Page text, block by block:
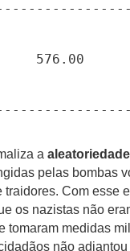
a aleatoriedade
pelas bombas
Com esse
os nazistas não
tomaram medidas
não